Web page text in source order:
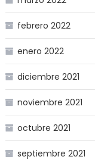
febrero 2022
enero 2022
diciembre 2021
noviembre 2021
octubre 2021
septiembre 2021